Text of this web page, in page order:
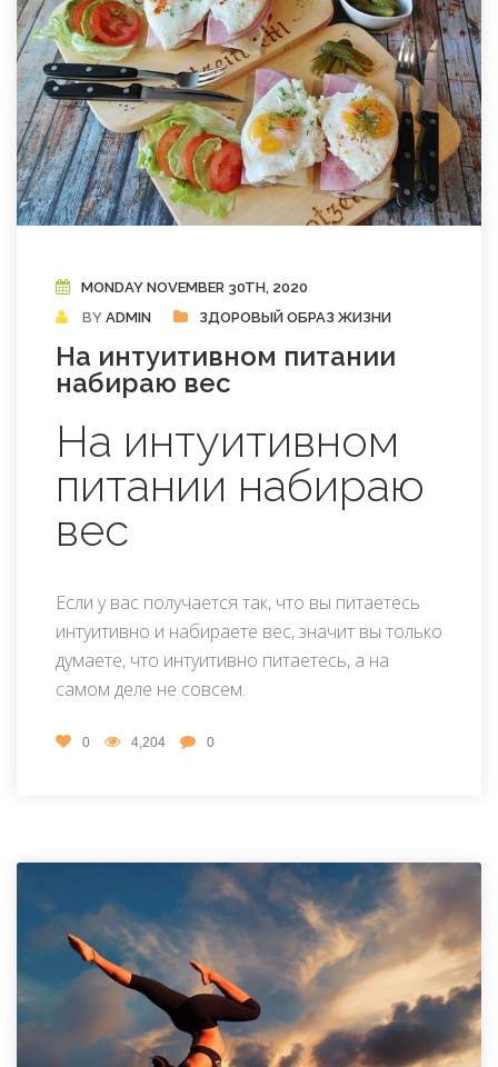
MONDAY NOVEMBER 30TH, 2020
BY ADMIN ЗДОРОВЫЙ ОБРАЗ ЖИЗНИ
На интуитивном питании
набираю вес
На интуитивном
питании набираю
вес
Если у вас получается так, что вы питаетесь
интуитивно и набираете вес, значит вы только
думаете, что интуитивно питаетесь, а на
самом деле не совсем.
0 4,204 0